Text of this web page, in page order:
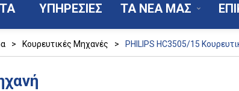
ΥΠΗΡΕΣΙΕΣ ΤΑ ΝΕΑ ΜΑΣ
> Κουρευτικές Μηχανές > PHILIPS HC3505/15